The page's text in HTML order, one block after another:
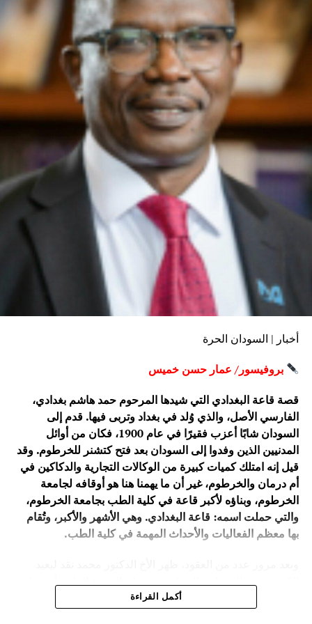
أخبار | السودان الحرة
بروفيسور/ عمار حسن خميس
قصة قاعة البغدادي التي شيدها المرحوم حمد هاشم بغدادي،
الفارسي الأصل، والذي وُلد في بغداد وتربى فيها. قدم إلى
السودان شابًا أعزب فقيرًا في عام 1900، فكان من أوائل
المدنيين الذين وفدوا إلى السودان بعد فتح كتشنر للخرطوم. وقد
قيل إنه امتلك كميات كبيرة من الوكالات التجارية والدكاكين في
أم درمان والخرطوم، غير أن ما يهمنا هنا هو أوقافه لجامعة
الخرطوم، وبناؤه لأكبر قاعة في كلية الطب بجامعة الخرطوم،
والتي حملت اسمه: قاعة البغدادي. وهي الأشهر والأكبر، وتُقام
بها معظم الفعاليات والأحداث المهمة في كلية الطب.
الطيب الحاذق هو استشاري جراحة الأوعية الدموية. فقد حفظت
ذاكرته قصة صنع أحد أفراد الشرطة موقفًا إنسانيًا مع والده،
أكمل القراءة